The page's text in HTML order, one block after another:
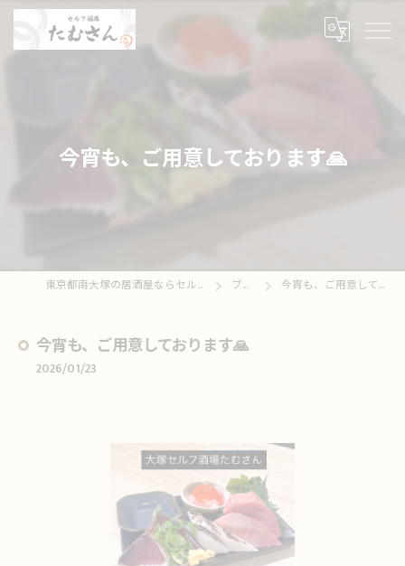
今宵も、ご用意しております🙏
東京都南大塚の居酒屋ならセルフ酒場たむさん ブログ 今宵も、ご用意しております🙏
今宵も、ご用意しております🙏
2026/01/23